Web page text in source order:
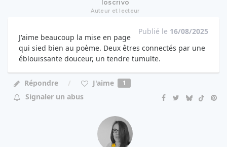
Ioscrivo
Auteur et lecteur
Publié le 16/08/2025
J'aime beaucoup la mise en page
qui sied bien au poème. Deux êtres connectés par une
éblouissante douceur, un tendre tumulte.
Répondre J'aime 1
Signaler un abus